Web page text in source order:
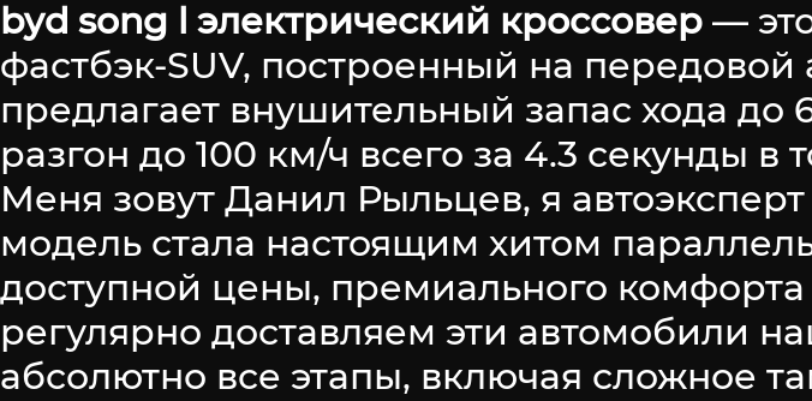
byd song l электрический кроссовер —
фастбэк-SUV, построенный на
предлагает внушительный запас хода
разгон до 100 км/ч всего за 4.3 секунды
Меня зовут Данил Рыльцев, я
модель стала настоящим хитом
доступной цены, премиального
регулярно доставляем эти автомобили
абсолютно все этапы, включая сложное